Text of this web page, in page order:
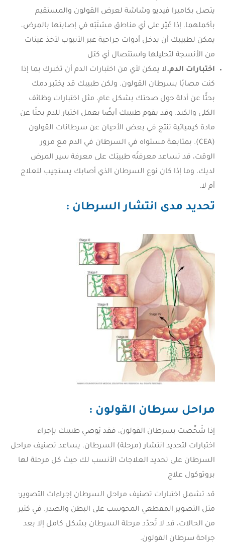
يتصل بكاميرا فيديو وشاشة لعرض القولون والمستقيم
بأكملهما. إذا عُثِر على أي مناطق مشتَبَه في إصابتها بالمرض،
يمكن لطبيبك أن يدخل أدوات جراحية عبر الأنبوب لأخذ عينات
من الأنسجة لتحليلها واستئصال أي كتل
اختبارات الدم.لا يمكن لأي من اختبارات الدم أن تخبرك بما إذا
كنت مصابًا بسرطان القولون. ولكن طبيبك قد يختبر دمك
بحثًا عن أدلة حول صحتك بشكل عام، مثل اختبارات وظائف
الكلى والكبد. وقد يقوم طبيبك أيضًا بعمل اختبار للدم بحثًا عن
مادة كيميائية تنتج في بعض الأحيان عن سرطانات القولون
(CEA). بمتابعة مستواه في السرطان في الدم مع مرور
الوقت، قد تساعد معرفتُه طبيبَك على معرفة سير المرض
لديك، وما إذا كان نوع السرطان الذي أصابك يستجيب للعلاج
أم لا.
تحديد مدى انتشار السرطان :
مراحل سرطان القولون :
إذا شُخِّصت بسرطان القولون، فقد يُوصي طبيبك بإجراء
اختبارات لتحديد انتشار (مرحلة) السرطان. يساعد تصنيف مراحل
السرطان على تحديد العلاجات الأنسب لك حيث كل مرحلة لها
بروتوكول علاج
قد تشمل اختبارات تصنيف مراحل السرطان إجراءات التصوير؛
مثل التصوير المقطعي المحوسب على البطن والصدر. في كثير
من الحالات، قد لا تُحدَّد مرحلة السرطان بشكل كامل إلا بعد
جراحة سرطان القولون.